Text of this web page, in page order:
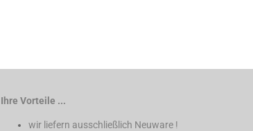
Ihre Vorteile ...
wir liefern ausschließlich Neuware !